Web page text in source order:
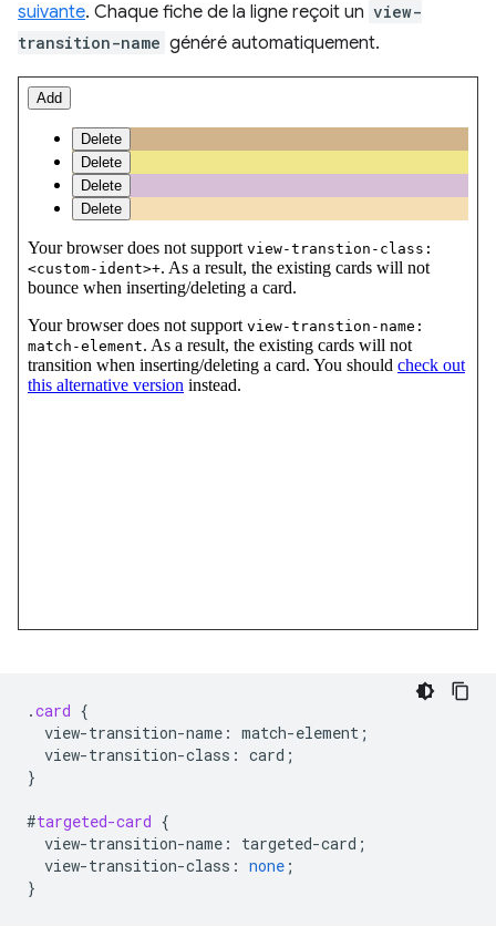
suivante. Chaque fiche de la ligne reçoit un view-
transition-name généré automatiquement.
.card {
view-transition-name : match-element ;
view-transition-class : card ;
}
#targeted-card {
view-transition-name : targeted-card ;
view-transition-class : none ;
}